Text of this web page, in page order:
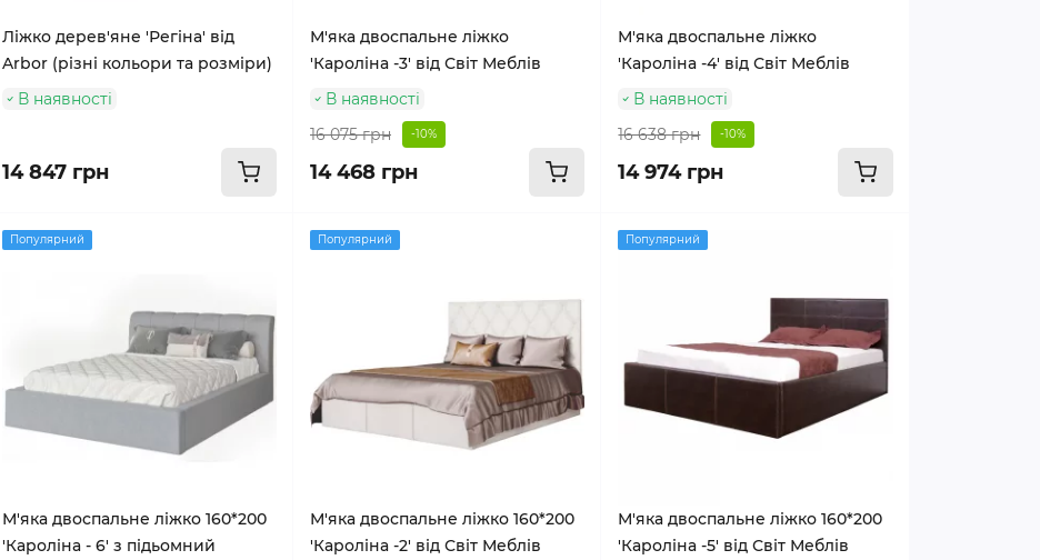
Ліжко дерев'яне 'Регіна' від
Arbor (різні кольори та розміри)
В наявності
14 847 грн
М'яка двоспальне ліжко
'Кароліна -3' від Світ Меблів
В наявності
16 075 грн
-10%
14 468 грн
М'яка двоспальне ліжко
'Кароліна -4' від Світ Меблів
В наявності
16 638 грн
-10%
14 974 грн
Популярний
М'яка двоспальне ліжко 160*200
'Кароліна - 6' з підьомний
Популярний
М'яка двоспальне ліжко 160*200
'Кароліна -2' від Світ Меблів
Популярний
М'яка двоспальне ліжко 160*200
'Кароліна -5' від Світ Меблів